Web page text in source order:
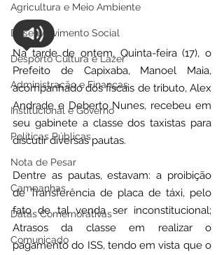
Agricultura e Meio Ambiente
Desenvolvimento Social
Desporto Cultura e Lazer
Administração e Finanças
Institucional e Governo
Políticas Públicas
Nota de Pesar
Campanhas
Datas Comemorativas
Comunicado
Na tarde de ontem, Quinta-feira (17), o
Prefeito de Capixaba, Manoel Maia,
acompanhado dos fiscais de tributo, Alex
Andrade e Deberto Nunes, recebeu em
seu gabinete a classe dos taxistas para
discutir diversas pautas.
Dentre as pautas, estavam: a proibição
de Transferência de placa de táxi, pelo
fato de tal venda ser inconstitucional;
Atrasos da classe em realizar o
pagamento do ISS, tendo em vista que o